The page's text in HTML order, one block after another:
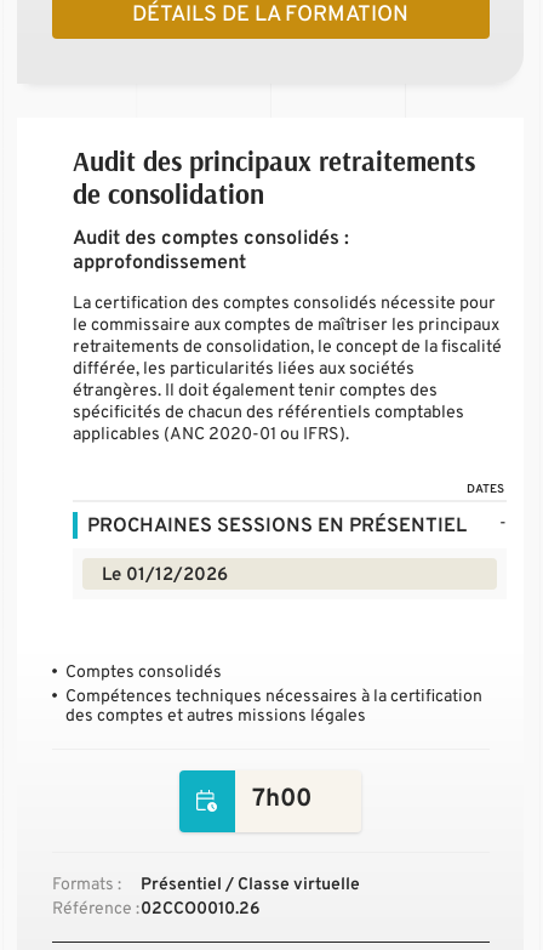
DÉTAILS DE LA FORMATION
Audit des principaux retraitements
de consolidation
Audit des comptes consolidés :
approfondissement
La certification des comptes consolidés nécessite pour
le commissaire aux comptes de maîtriser les principaux
retraitements de consolidation, le concept de la fiscalité
différée, les particularités liées aux sociétés
étrangères. Il doit également tenir comptes des
spécificités de chacun des référentiels comptables
applicables (ANC 2020-01 ou IFRS).
DATES
PROCHAINES SESSIONS EN PRÉSENTIEL -
Le 01/12/2026
Comptes consolidés
Compétences techniques nécessaires à la certification
des comptes et autres missions légales
7h00
Formats :
Présentiel / Classe virtuelle
Référence :02CCO0010.26